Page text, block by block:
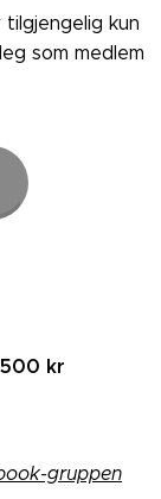
kun
som medlem
kr
gruppen